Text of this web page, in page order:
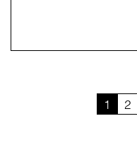
1 2